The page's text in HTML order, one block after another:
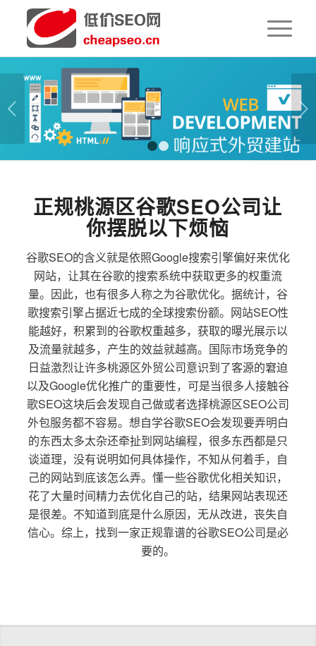
下一页
1 2
正规桃源区谷歌SEO公司让
你摆脱以下烦恼
谷歌SEO的含义就是依照Google搜索引擎偏好来优化
网站，让其在谷歌的搜索系统中获取更多的权重流
量。因此，也有很多人称之为谷歌优化。据统计，谷
歌搜索引擎占据近七成的全球搜索份额。网站SEO性
能越好，积累到的谷歌权重越多，获取的曝光展示以
及流量就越多，产生的效益就越高。国际市场竞争的
日益激烈让许多桃源区外贸公司意识到了客源的窘迫
以及Google优化推广的重要性，可是当很多人接触谷
歌SEO这块后会发现自己做或者选择桃源区SEO公司
外包服务都不容易。想自学谷歌SEO会发现要弄明白
的东西太多太杂还牵扯到网站编程，很多东西都是只
谈道理，没有说明如何具体操作，不知从何着手，自
己的网站到底该怎么弄。懂一些谷歌优化相关知识，
花了大量时间精力去优化自己的站，结果网站表现还
是很差。不知道到底是什么原因，无从改进，丧失自
信心。综上，找到一家正规靠谱的谷歌SEO公司是必
要的。